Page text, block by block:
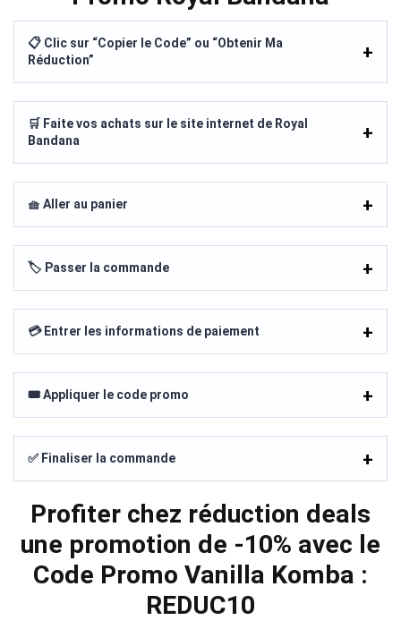
📋 Clic sur “Copier le Code” ou “Obtenir Ma
Réduction”
🛒 Faite vos achats sur le site internet de Royal
Bandana
🧺 Aller au panier
🏷️ Passer la commande
💳 Entrer les informations de paiement
🎟️ Appliquer le code promo
✅ Finaliser la commande
Profiter chez réduction deals
une promotion de -10% avec le
Code Promo Vanilla Komba :
REDUC10